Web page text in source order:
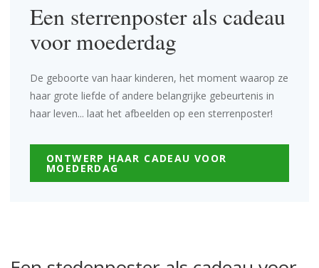
Een sterrenposter als cadeau
voor moederdag
De geboorte van haar kinderen, het moment waarop ze
haar grote liefde of andere belangrijke gebeurtenis in
haar leven... laat het afbeelden op een sterrenposter!
ONTWERP HAAR CADEAU VOOR
MOEDERDAG